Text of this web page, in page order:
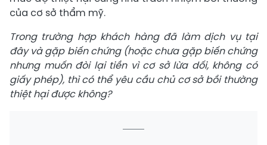
của cơ sở thẩm mỹ.
Trong trường hợp khách hàng đã làm dịch vụ tại
đây và gặp biến chứng (hoặc chưa gặp biến chứng
nhưng muốn đòi lại tiền vì cơ sở lừa dối, không có
giấy phép), thì có thể yêu cầu chủ cơ sở bồi thường
thiệt hại được không?